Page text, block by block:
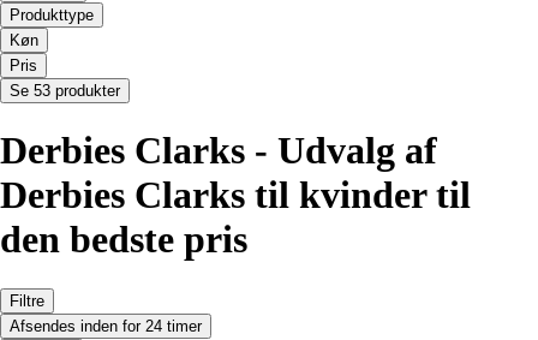
Produkttype
Køn
Pris
Se 53 produkter
Derbies Clarks - Udvalg af
Derbies Clarks til kvinder til
den bedste pris
Filtre
Afsendes inden for 24 timer